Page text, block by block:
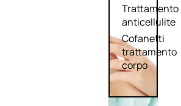
Trattamento
anticellulite
Cofanetti
trattamento
corpo